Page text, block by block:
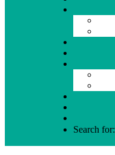
Search for: